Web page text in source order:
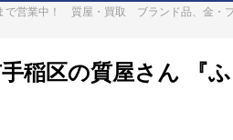
で営業中！ 質屋・買取 ブランド品、金・
稲区の質屋さん 『